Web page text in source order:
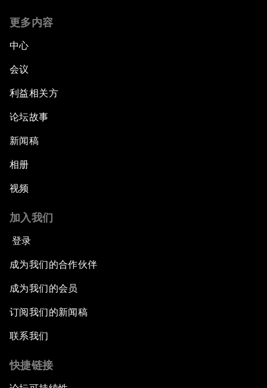
更多内容
中心
会议
利益相关方
论坛故事
新闻稿
相册
视频
加入我们
登录
成为我们的合作伙伴
成为我们的会员
订阅我们的新闻稿
联系我们
快捷链接